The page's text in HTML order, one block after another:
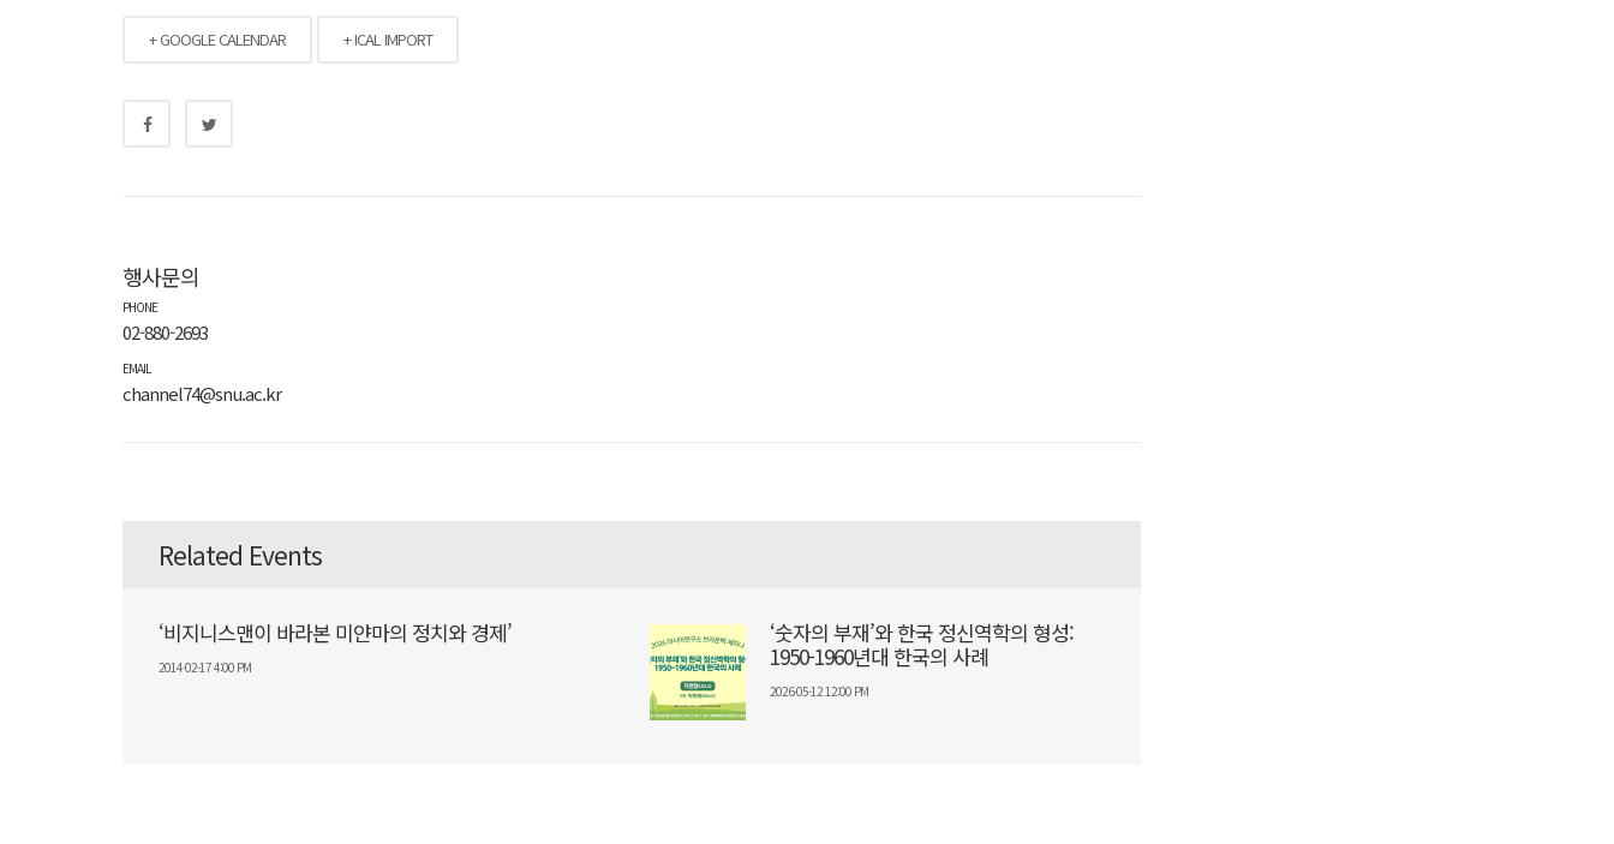
+ GOOGLE CALENDAR + ICAL IMPORT
행사문의
PHONE
02-880-2693
EMAIL
channel74@snu.ac.kr
Related Events
‘비지니스맨이 바라본 미얀마의 정치와 경제’
2014-02-17 4:00 PM
‘숫자의 부재’와 한국 정신역학의 형성:
1950-1960년대 한국의 사례
2026-05-12 12:00 PM